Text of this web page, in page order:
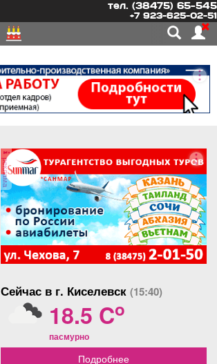
тел. (38475) 65-545
+7 923-625-02-51
реклама
Сейчас в г. Киселевск (15:40)
18.5 Co
пасмурно
Подробнее